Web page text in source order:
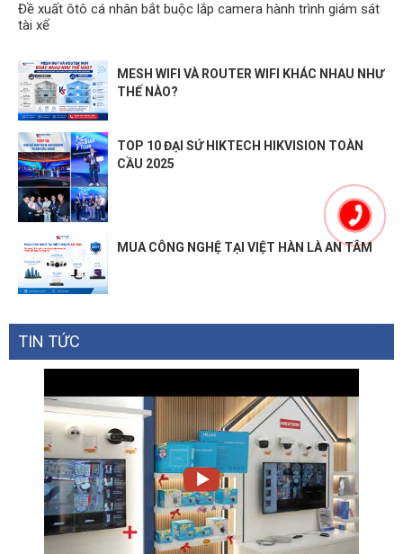
Đề xuất ôtô cá nhân bắt buộc lắp camera hành trình giám sát
tài xế
MESH WIFI VÀ ROUTER WIFI KHÁC NHAU NHƯ
THẾ NÀO?
TOP 10 ĐẠI SỨ HIKTECH HIKVISION TOÀN
CẦU 2025
MUA CÔNG NGHỆ TẠI VIỆT HÀN LÀ AN TÂM
TIN TỨC